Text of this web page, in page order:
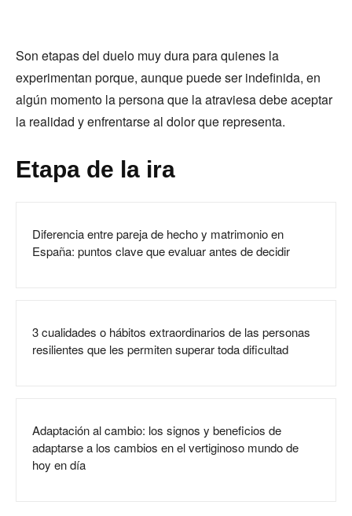
Son etapas del duelo muy dura para quienes la
experimentan porque, aunque puede ser indefinida, en
algún momento la persona que la atraviesa debe aceptar
la realidad y enfrentarse al dolor que representa.
Etapa de la ira
Diferencia entre pareja de hecho y matrimonio en
España: puntos clave que evaluar antes de decidir
3 cualidades o hábitos extraordinarios de las personas
resilientes que les permiten superar toda dificultad
Adaptación al cambio: los signos y beneficios de
adaptarse a los cambios en el vertiginoso mundo de
hoy en día